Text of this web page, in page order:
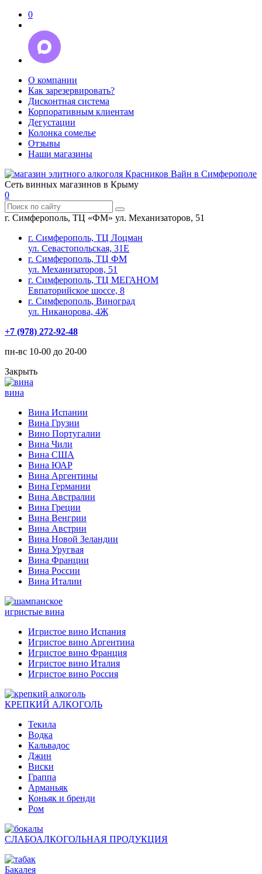
0
О компании
Как зарезервировать?
Дисконтная система
Корпоративным клиентам
Дегустации
Колонка сомелье
Отзывы
Наши магазины
Сеть винных магазинов в Крыму
0
г. Симферополь, ТЦ «ФМ» ул. Механизаторов, 51
г. Симферополь, ТЦ Лоцман
ул. Севастопольская, 31Е
г. Симферополь, ТЦ ФМ
ул. Механизаторов, 51
г. Симферополь, ТЦ МЕГАНОМ
Евпаторийское шоссе, 8
г. Симферополь, Виноград
ул. Никанорова, 4Ж
+7 (978) 272-92-48
пн-вс 10-00 до 20-00
Закрыть
вина
Вина Испании
Вина Грузии
Вино Португалии
Вина Чили
Вина США
Вина ЮАР
Вина Аргентины
Вина Германии
Вина Австралии
Вина Греции
Вина Венгрии
Вина Австрии
Вина Новой Зеландии
Вина Уругвая
Вина Франции
Вина России
Вина Италии
игристые вина
Игристое вино Испания
Игристое вино Аргентина
Игристое вино Франция
Игристое вино Италия
Игристое вино Россия
КРЕПКИЙ АЛКОГОЛЬ
Текила
Водка
Кальвадос
Джин
Виски
Граппа
Арманьяк
Коньяк и бренди
Ром
СЛАБОАЛКОГОЛЬНАЯ ПРОДУКЦИЯ
Бакалея